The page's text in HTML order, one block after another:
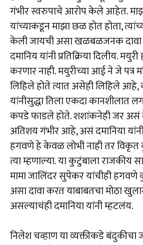
गंभीर स्वरुपाचे आरोप केले आहेत.
यांच्याकडून माझा छळ होत होता,
केली जायची असा खळबळजनक दावा
दमानिय यांनी प्रतिक्रिया दिलीय.
करणार नाही. मयुरीच्या आई ने जे पत्र
लिहिले होते त्यात असेही लिहिले आहे,
यांनीसुद्धा तिला एकदा कानशीलात
कपडे फाडले होते. शशांकनेही जर
अतिशय गंभीर आहे, असं दमानिया
हगवणे हे केवळ लोभी नाही तर
त्या म्हणाल्या. या कुटुंबाला राजकीय
मामा जालिंदर सुपेकर यांचीही हगवणे
असा दावा करत याबाबतचा मोठा
असल्याचंही दमानिया यांनी म्हटलंय.
निलेश चव्हाण या व्यक्तीकडे बंदुकीचा